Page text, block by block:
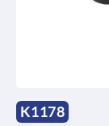
K1178